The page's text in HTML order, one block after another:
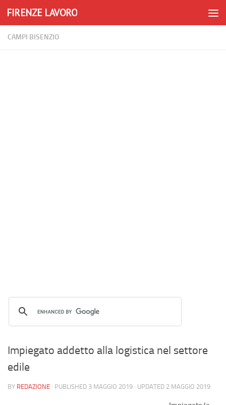
Skip to content
FIRENZE LAVORO
CAMPI BISENZIO
Impiegato addetto alla logistica nel settore
edile
BY REDAZIONE · PUBLISHED 3 MAGGIO 2019 · UPDATED 2 MAGGIO 2019